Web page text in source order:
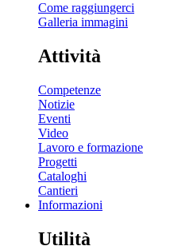
Come raggiungerci
Galleria immagini
Attività
Competenze
Notizie
Eventi
Video
Lavoro e formazione
Progetti
Cataloghi
Cantieri
Informazioni
Utilità